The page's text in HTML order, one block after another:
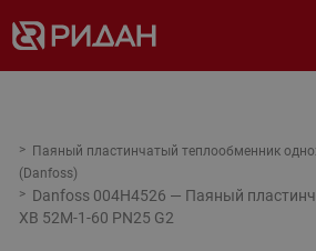
Паяный пластинчатый теплообменник
(Danfoss)
Danfoss 004H4526 — Паяный
XB 52M-1-60 PN25 G2